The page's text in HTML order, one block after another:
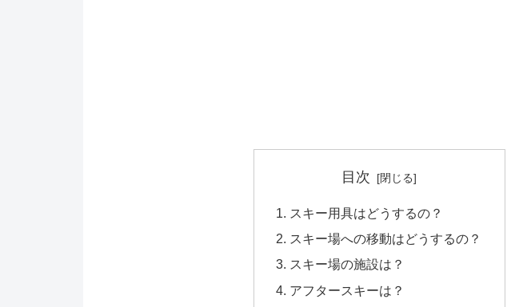
目次
スキー用具はどうするの？
スキー場への移動はどうするの？
スキー場の施設は？
アフタースキーは？